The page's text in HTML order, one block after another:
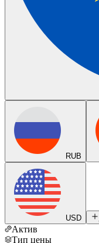
RUB
USD
Актив
Тип цены